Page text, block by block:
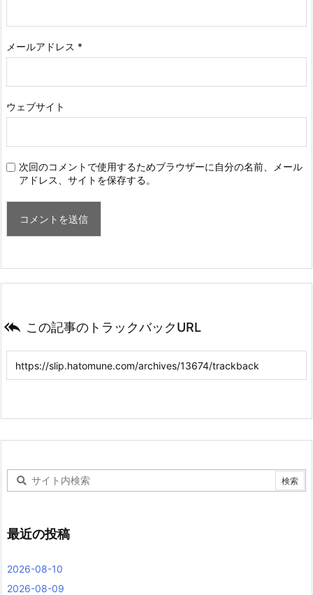
メールアドレス *
ウェブサイト
次回のコメントで使用するためブラウザーに自分の名前、メール
アドレス、サイトを保存する。
 この記事のトラックバックURL
最近の投稿
2026-08-10
2026-08-09